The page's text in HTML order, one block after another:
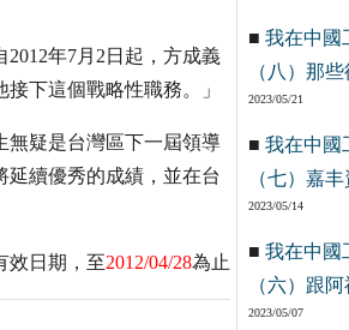
2012年7月2日起，方成義
下這個戰略性職務。」
無疑是台灣區下一屆領導
續優秀的成績，並在台
效日期，至2012/04/28為止
■ 我在中國
（八）那
2023/05/21
■ 我在中國
（七）嘉
2023/05/14
■ 我在中國
（六）跟
2023/05/07